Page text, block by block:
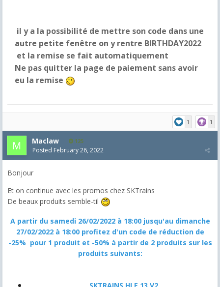
il y a la possibilité de mettre son code dans une
autre petite fenêtre on y rentre BIRTHDAY2022
et la remise se fait automatiquement
Ne pas quitter la page de paiement sans avoir
eu la remise
1 1
Maclaw 125
Posted February 26, 2022
Bonjour
Et on continue avec les promos chez SKTrains
De beaux produits semble-til
A partir du samedi 26/02/2022 à 18:00 jusqu'au dimanche
27/02/2022 à 18:00 profitez d'un code de réduction de
-25% pour 1 produit et -50% à partir de 2 produits sur les
produits suivants: